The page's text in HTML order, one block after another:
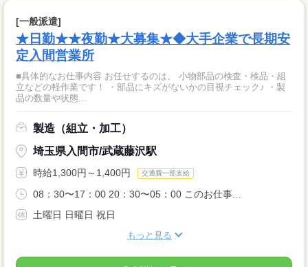
[一般派遣]
★日勤★★夜勤★大募集★◆大手企業で長期安
定入間営業所
■具体的なお仕事内容 お任せするのは、 小物部品の検査・検品・組
立などの軽作業です！ ・部品にキズがないかの目視チェック♪ ・製
品の数量や状態...
製造（組立・加工）
埼玉県入間市/武蔵藤沢駅
時給1,300円～1,400円 交通費一部支給
08：30〜17：00 20：30〜05：00 このお仕事...
土曜日 日曜日 祝日
もっと見る